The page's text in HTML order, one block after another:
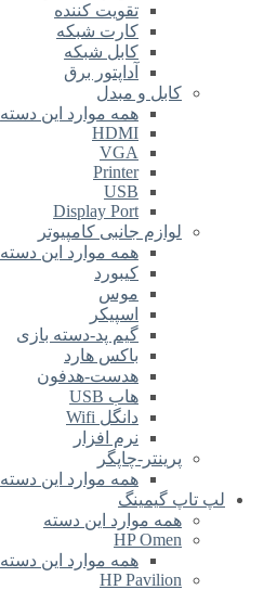
تقویت کننده
کارت شبکه
کابل شبکه
آداپتور برق
کابل و مبدل
همه موارد این دسته
HDMI
VGA
Printer
USB
Display Port
لوازم جانبی کامپیوتر
همه موارد این دسته
کیبورد
موس
اسپیکر
گیم پد-دسته بازی
باکس هارد
هدست-هدفون
هاب USB
دانگل Wifi
نرم افزار
پرینتر-چاپگر
همه موارد این دسته
لپ تاپ گیمینگ
همه موارد این دسته
HP Omen
همه موارد این دسته
HP Pavilion